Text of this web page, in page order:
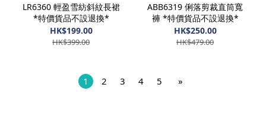
LR6360 輕盈雪紡斜紋長裙
*特價貨品不設退換*
HK$199.00
HK$399.00
ABB6319 俐落剪裁直筒寬
褲 *特價貨品不設退換*
HK$250.00
HK$479.00
1 2 3 4 5 »